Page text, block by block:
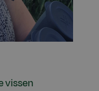
vissen